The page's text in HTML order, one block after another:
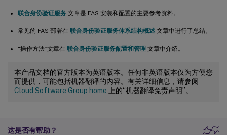
联合身份验证服务 文章是 FAS 安装和配置的主要参考资料。
常见的 FAS 部署在 联合身份验证服务体系结构概述 文章中进行了总结。
“操作方法”文章在 联合身份验证服务配置和管理 文章中介绍。
本产品文档的官方版本为英语版本。任何非英语版本仅为方便您
而提供，可能包括机器翻译的内容。有关详细信息，请参阅
Cloud Software Group home 上的“机器翻译免责声明”。
这是否有帮助？